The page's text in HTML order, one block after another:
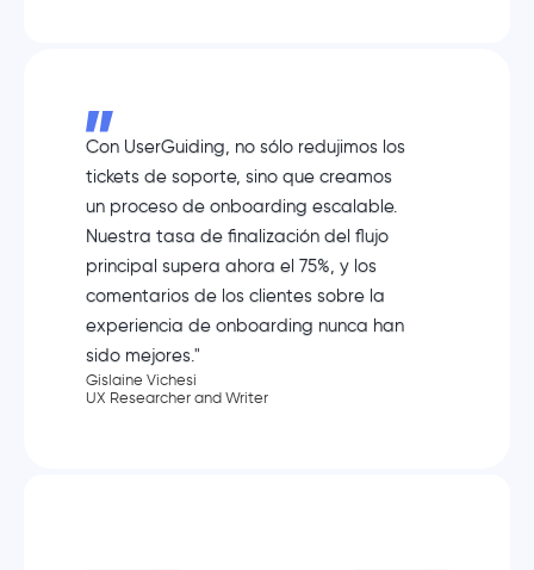
Con UserGuiding, no sólo redujimos los
tickets de soporte, sino que creamos
un proceso de onboarding escalable.
Nuestra tasa de finalización del flujo
principal supera ahora el 75%, y los
comentarios de los clientes sobre la
experiencia de onboarding nunca han
sido mejores."
Gislaine Vichesi
UX Researcher and Writer